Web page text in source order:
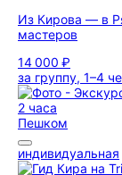
Из Кирова — в
мастеров
14 000 ₽
за группу, 1–4
2 часа
Пешком
индивидуальная